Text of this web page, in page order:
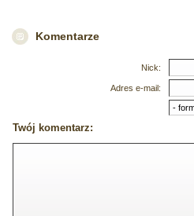
Komentarze
Nick:
Adres e-mail:
Twój komentarz: